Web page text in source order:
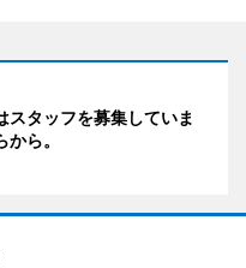
スタッフを募集していま
ら。